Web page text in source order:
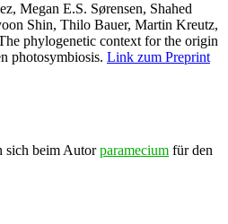
Megan E.S. Sørensen, Shahed
Shin, Thilo Bauer, Martin Kreutz,
phylogenetic context for the origin
photosymbiosis. Link zum Preprint
sich beim Autorparamecium für den